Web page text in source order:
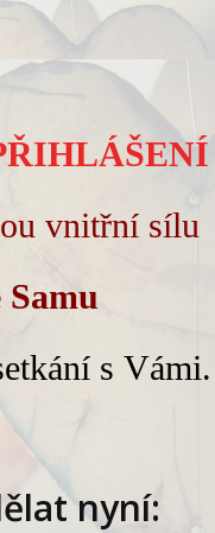
vnitřní sílu
s Vámi.
nyní: